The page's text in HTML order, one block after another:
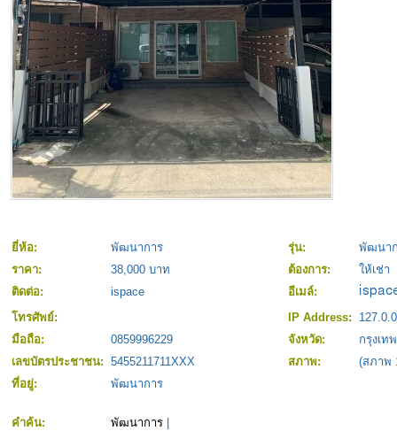
ยี่ห้อ: พัฒนาการ รุ่น:
พัฒนา
ราคา:
38,000 บาท ต้องการ:
ให้เช่า
ติดต่อ:
ispace
อีเมล์:
โทรศัพย์:
IP Address:
มือถือ:
0859996229 จังหวัด:
กรุงเท
เลขบัตรประชาชน: 5455211711XXX สภาพ:
(สภาพ
ที่อยู่:
พัฒนาการ
คำค้น: พัฒนาการ